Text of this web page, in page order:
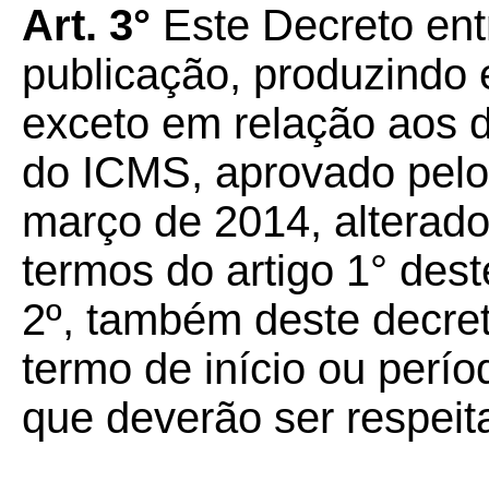
Art. 3° Este Decreto
publicação, produzindo
exceto em relação aos
do ICMS, aprovado
março de 2014,
termos do artigo 1°
2º, também deste
termo de início ou
que deverão ser